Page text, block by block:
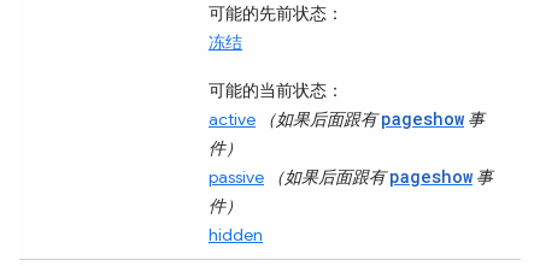
可能的先前状态 ：
冻结
可能的当前状态 ：
active
（如果后面跟有pageshow 事
件）
passive
（如果后面跟有pageshow 事
件）
hidden